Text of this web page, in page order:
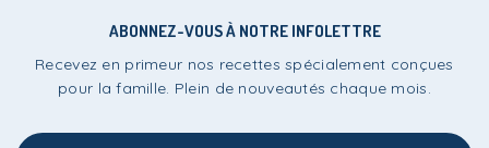
Le
ABONNEZ-VOUS À NOTRE INFOLETTRE
Recevez en primeur nos recettes spécialement conçues
pour la famille. Plein de nouveautés chaque mois.